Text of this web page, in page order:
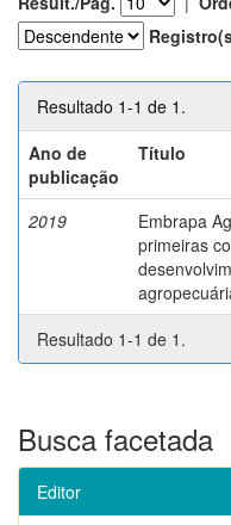
Resultado 1-1 de 1.
Ano de
publicação
Título
2019
Embrapa
primeiras
Resultado 1-1 de 1.
Busca facetada
Editor